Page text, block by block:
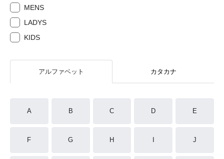
MENS
LADYS
KIDS
アルファベット カタカナ
A B C D E
F G H J